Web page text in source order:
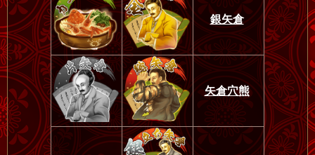
銀矢倉
矢倉穴熊